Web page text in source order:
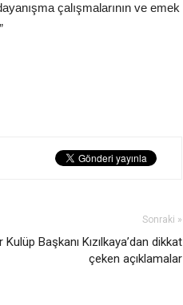
çalışmalarının ve emek
Sonraki »
Başkanı Kızılkaya’dan dikkat
çeken açıklamalar